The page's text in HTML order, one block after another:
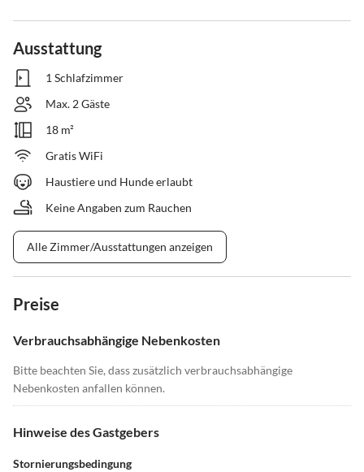
Ausstattung
1 Schlafzimmer
Max. 2 Gäste
18 m²
Gratis WiFi
Haustiere und Hunde erlaubt
Keine Angaben zum Rauchen
Alle Zimmer/Ausstattungen anzeigen
Preise
Verbrauchsabhängige Nebenkosten
Bitte beachten Sie, dass zusätzlich verbrauchsabhängige
Nebenkosten anfallen können.
Hinweise des Gastgebers
Stornierungsbedingung